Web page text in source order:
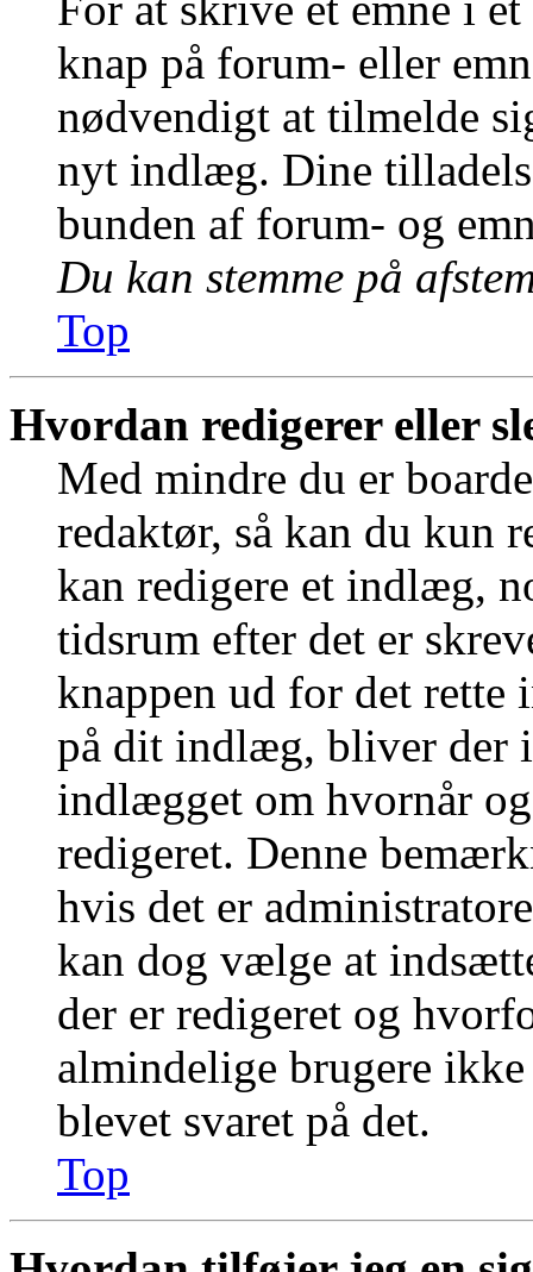
knap på forum- eller
nødvendigt at tilmelde
nyt indlæg. Dine
bunden af forum- og
Du kan stemme på
Top
Hvordan redigerer eller
Med mindre du er
redaktør, så kan du kun
kan redigere et indlæg,
tidsrum efter det er
knappen ud for det rette
på dit indlæg, bliver der
indlægget om hvornår
redigeret. Denne
hvis det er
kan dog vælge at
der er redigeret og
almindelige brugere
blevet svaret på det.
Top